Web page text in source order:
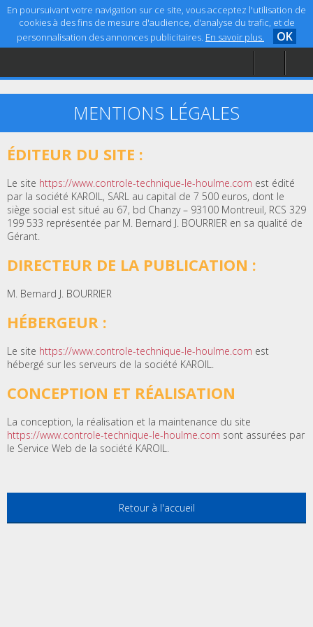
En poursuivant votre navigation sur ce site, vous acceptez l'utilisation de
cookies à des fins de mesure d'audience, d'analyse du trafic, et de
personnalisation des annonces publicitaires. En savoir plus. OK
Accueil
Aide
MENTIONS LÉGALES
ÉDITEUR DU SITE :
Le site https://www.controle-technique-le-houlme.com est édité
par la société KAROIL, SARL au capital de 7 500 euros, dont le
siège social est situé au 67, bd Chanzy – 93100 Montreuil, RCS 329
199 533 représentée par M. Bernard J. BOURRIER en sa qualité de
Gérant.
DIRECTEUR DE LA PUBLICATION :
M. Bernard J. BOURRIER
HÉBERGEUR :
Le site https://www.controle-technique-le-houlme.com est
hébergé sur les serveurs de la société KAROIL.
CONCEPTION ET RÉALISATION
La conception, la réalisation et la maintenance du site
https://www.controle-technique-le-houlme.com sont assurées par
le Service Web de la société KAROIL.
Retour à l'accueil